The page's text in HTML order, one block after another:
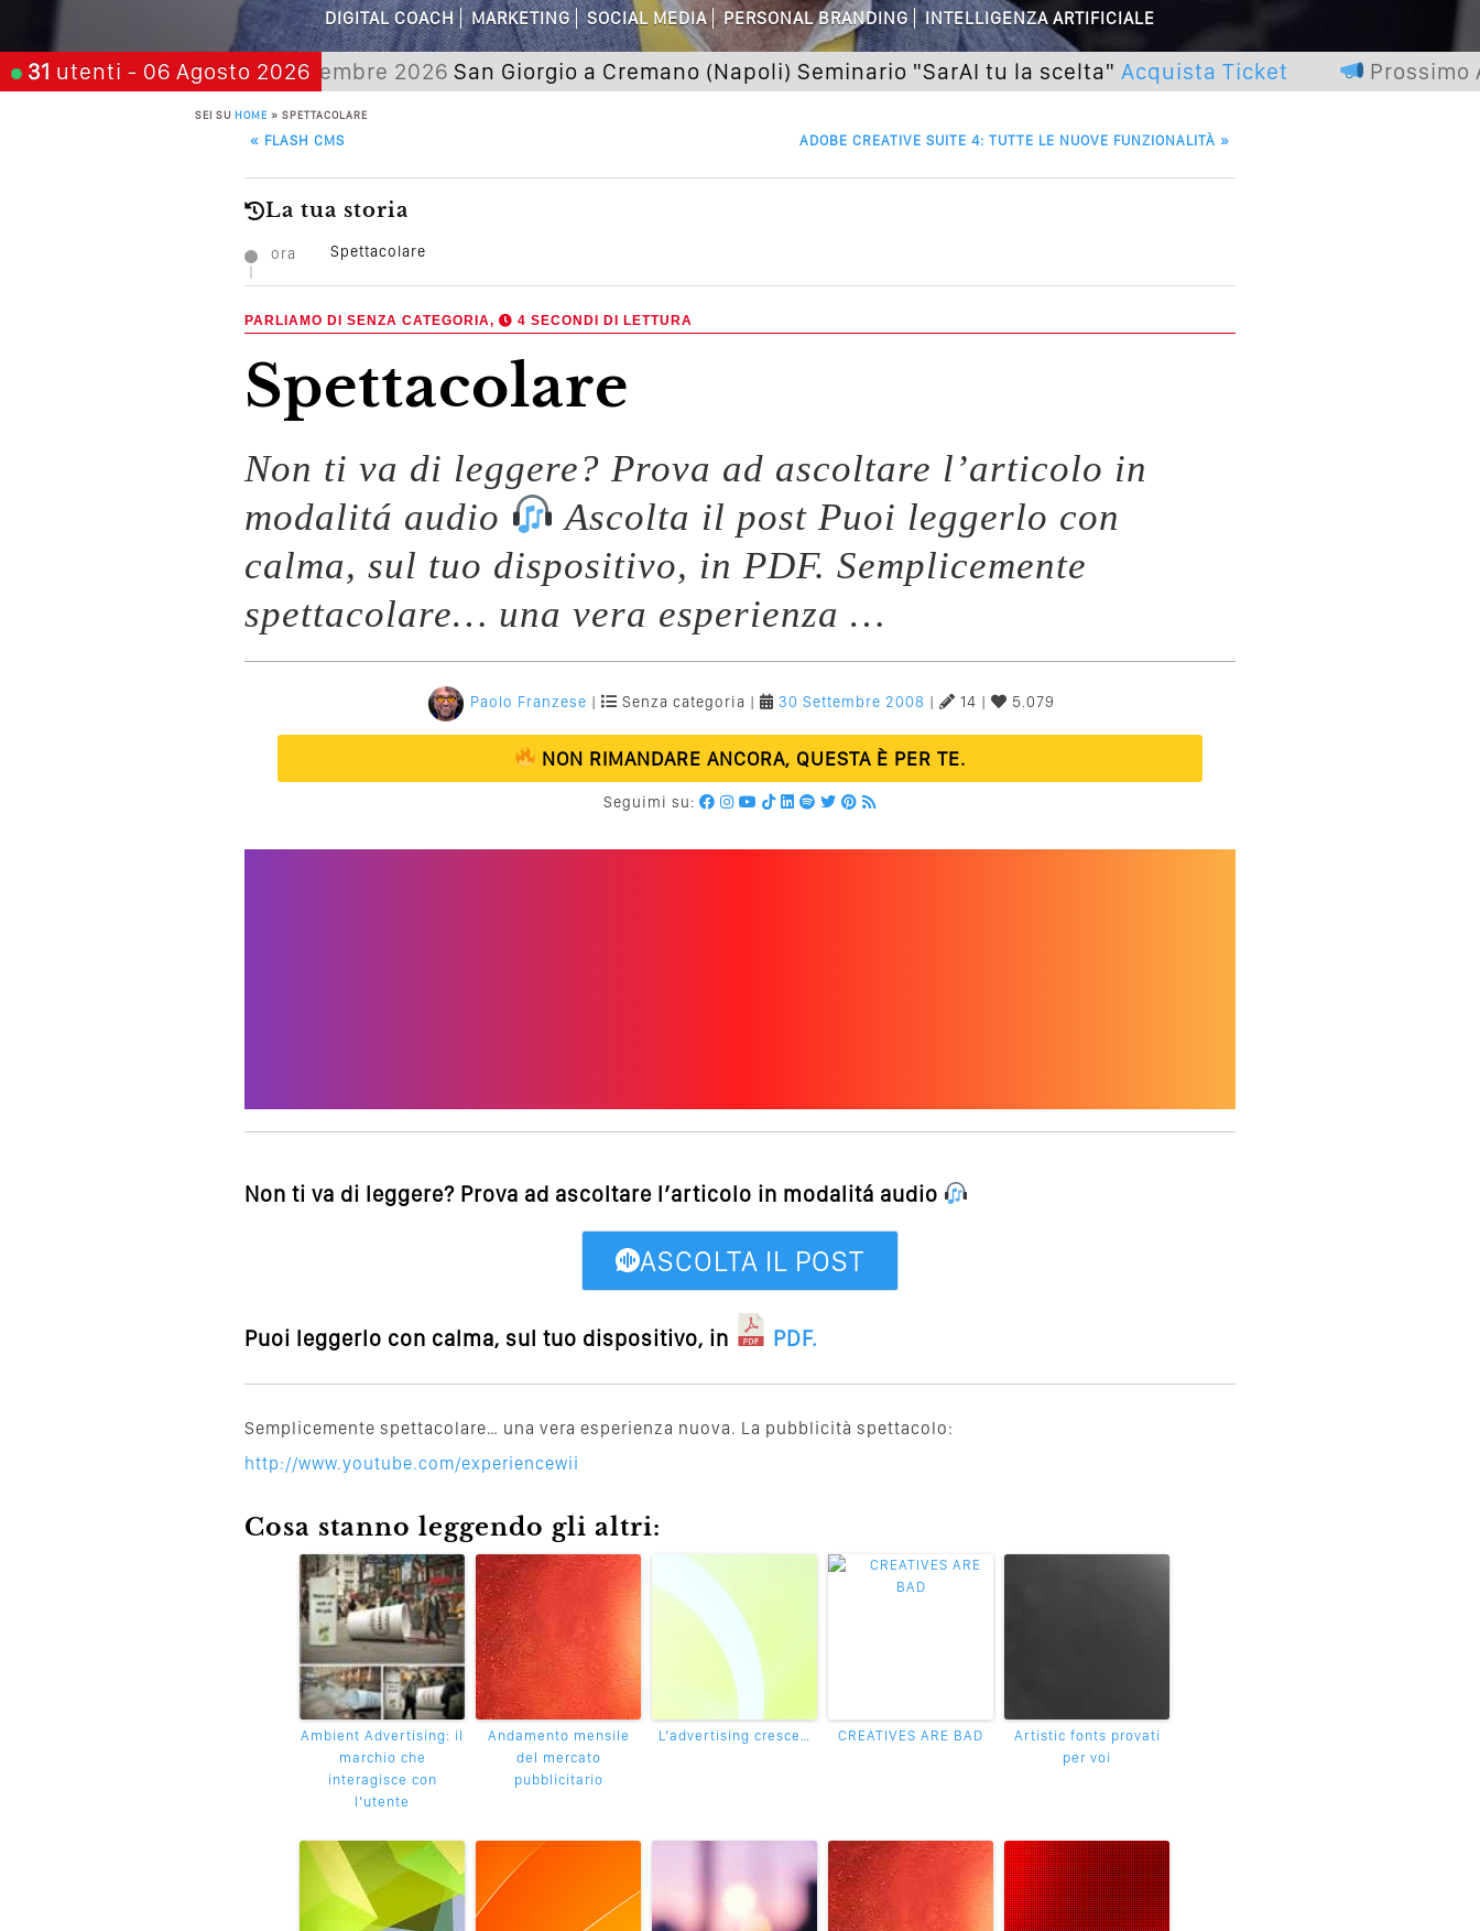
Come Promuoversi Nel Wedding? Il Mio Intervento Per L’Accademia Del Wedding
DIGITAL COACH MARKETING SOCIAL MEDIA PERSONAL BRANDING INTELLIGENZA ARTIFICIALE
31 utenti - 06 Agosto 2026
scegli: 21 novembre 2026San Giorgio a Cremano (Napoli) Seminario "SarAI tu la scelta"Acquista Ticket Prossimo
SEI SU HOME » SPETTACOLARE
POST NAVIGATION
« FLASH CMS ADOBE CREATIVE SUITE 4: TUTTE LE NUOVE FUNZIONALITÀ »
La tua storia
ora Spettacolare
PARLIAMO DI SENZA CATEGORIA, 4 SECONDI DI LETTURA
Spettacolare
Non ti va di leggere? Prova ad ascoltare l’articolo in
modalitá audio
Ascolta il post Puoi leggerlo con
calma, sul tuo dispositivo, in PDF. Semplicemente
spettacolare… una vera esperienza …
Paolo Franzese | Senza categoria | 30 Settembre 2008 | 14 | 5.079
NON RIMANDARE ANCORA, QUESTA È PER TE.
Seguimi su:
Non ti va di leggere? Prova ad ascoltare l’articolo in modalitá audio
ASCOLTA IL POST
Puoi leggerlo con calma, sul tuo dispositivo, in PDF.
Semplicemente spettacolare… una vera esperienza nuova. La pubblicità spettacolo:
http://www.youtube.com/experiencewii
Cosa stanno leggendo gli altri:
Ambient Advertising: il
marchio che
interagisce con
l’utente
Andamento mensile
del mercato
pubblicitario
L’advertising cresce… CREATIVES ARE BAD
Artistic fonts provati
per voi